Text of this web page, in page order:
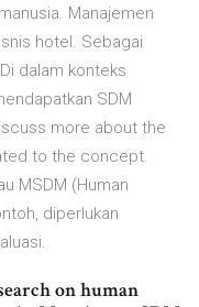
Manajemen
hotel. Sebagai
dalam konteks
SDM
more about the
to the concept.
MSDM (Human
diperlukan
on human